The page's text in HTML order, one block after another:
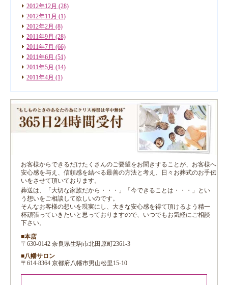
2012年12月 (28)
2012年11月 (1)
2012年2月 (8)
2011年9月 (28)
2011年7月 (66)
2011年6月 (51)
2011年5月 (14)
2011年4月 (1)
お客様からできるだけたくさんのご要望をお聞きすることが、お客様へ
安心感を与え、信頼感を結べる最善の方法と考え、日々お葬式のお手伝
いをさせて頂いております。
葬送は、「大切な家族だから・・・」「今できることは・・・」とい
う想いをご相談して欲しいのです。
そんなお客様の想いを現実にし、大きな安心感を得て頂けるよう精一
杯頑張っていきたいと思っておりますので、いつでもお気軽にご相談
下さい。
■本店
〒630-0142 奈良県生駒市北田原町2361-3
■八幡サロン
〒614-8364 京都府八幡市男山松里15-10